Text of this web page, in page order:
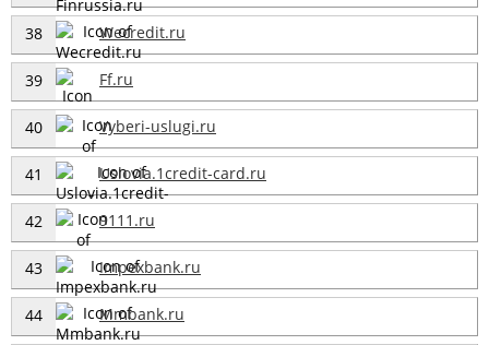
38 Wecredit.ru
39 Ff.ru
40 Vyberi-uslugi.ru
41 Uslovia.1credit-card.ru
42 9111.ru
43 Impexbank.ru
44 Mmbank.ru